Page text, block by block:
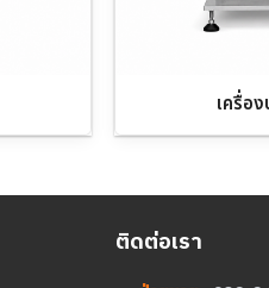
เครื่อ
ติดต่อเรา